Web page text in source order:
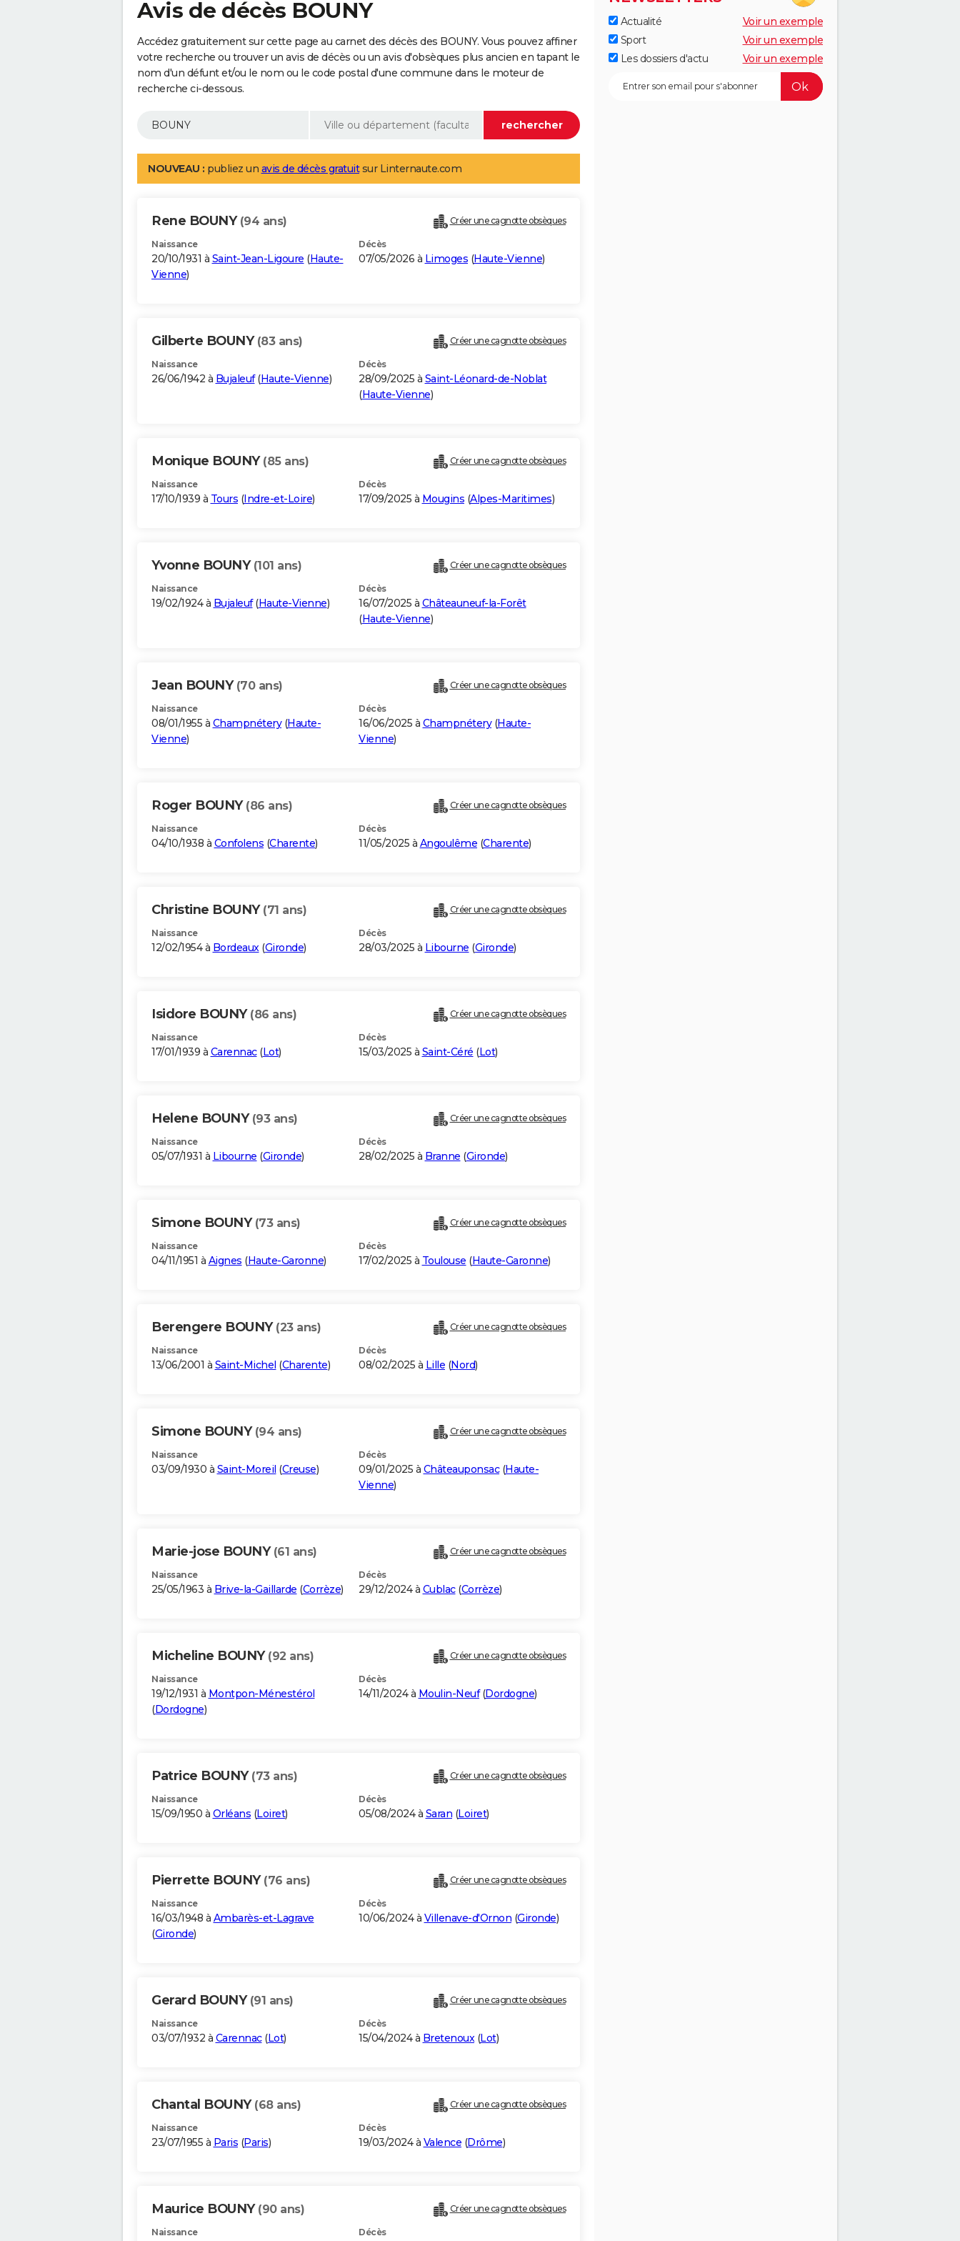
Avis de décès BOUNY
Accédez gratuitement sur cette page au carnet des décès des BOUNY. Vous pouvez affiner
votre recherche ou trouver un avis de décès ou un avis d'obsèques plus ancien en tapant le
nom d'un défunt et/ou le nom ou le code postal d'une commune dans le moteur de
recherche ci-dessous.
NOUVEAU : publiez un avis de décès gratuitsur Linternaute.com
Rene BOUNY (94 ans) Créer une cagnotte obsèques
Naissance
20/10/1931 à Saint-Jean-Ligoure (Haute-
Vienne)
Décès
07/05/2026 à Limoges (Haute-Vienne)
Gilberte BOUNY (83 ans) Créer une cagnotte obsèques
Naissance
26/06/1942 à Bujaleuf(Haute-Vienne)
Décès
28/09/2025 à Saint-Léonard-de-Noblat
(Haute-Vienne)
Monique BOUNY (85 ans) Créer une cagnotte obsèques
Naissance
17/10/1939 à Tours (Indre-et-Loire)
Décès
17/09/2025 à Mougins (Alpes-Maritimes)
Yvonne BOUNY (101 ans) Créer une cagnotte obsèques
Naissance
19/02/1924 à Bujaleuf(Haute-Vienne)
Décès
16/07/2025 à Châteauneuf-la-Forêt
(Haute-Vienne)
Jean BOUNY (70 ans) Créer une cagnotte obsèques
Naissance
08/01/1955 à Champnétery(Haute-
Vienne)
Décès
16/06/2025 à Champnétery(Haute-
Vienne)
Roger BOUNY (86 ans) Créer une cagnotte obsèques
Naissance
04/10/1938 à Confolens (Charente)
Décès
11/05/2025 à Angoulême (Charente)
Christine BOUNY (71 ans) Créer une cagnotte obsèques
Naissance
12/02/1954 à Bordeaux(Gironde)
Décès
28/03/2025 à Libourne (Gironde)
Isidore BOUNY (86 ans) Créer une cagnotte obsèques
Naissance
17/01/1939 à Carennac(Lot)
Décès
15/03/2025 à Saint-Céré (Lot)
Helene BOUNY (93 ans) Créer une cagnotte obsèques
Naissance
05/07/1931 à Libourne (Gironde)
Décès
28/02/2025 à Branne (Gironde)
Simone BOUNY (73 ans) Créer une cagnotte obsèques
Naissance
04/11/1951 à Aignes (Haute-Garonne)
Décès
17/02/2025 à Toulouse (Haute-Garonne)
Berengere BOUNY (23 ans) Créer une cagnotte obsèques
Naissance
13/06/2001 à Saint-Michel (Charente)
Décès
08/02/2025 à Lille (Nord)
Simone BOUNY (94 ans) Créer une cagnotte obsèques
Naissance
03/09/1930 à Saint-Moreil (Creuse)
Décès
09/01/2025 à Châteauponsac(Haute-
Vienne)
Marie-jose BOUNY (61 ans) Créer une cagnotte obsèques
Naissance
25/05/1963 à Brive-la-Gaillarde (Corrèze)
Décès
29/12/2024 à Cublac(Corrèze)
Micheline BOUNY (92 ans) Créer une cagnotte obsèques
Naissance
19/12/1931 à Montpon-Ménestérol
(Dordogne)
Décès
14/11/2024 à Moulin-Neuf(Dordogne)
Patrice BOUNY (73 ans) Créer une cagnotte obsèques
Naissance
15/09/1950 à Orléans (Loiret)
Décès
05/08/2024 à Saran (Loiret)
Pierrette BOUNY (76 ans) Créer une cagnotte obsèques
Naissance
16/03/1948 à Ambarès-et-Lagrave
(Gironde)
Décès
10/06/2024 à Villenave-d'Ornon (Gironde)
Gerard BOUNY (91 ans) Créer une cagnotte obsèques
Naissance
03/07/1932 à Carennac(Lot)
Décès
15/04/2024 à Bretenoux(Lot)
Chantal BOUNY (68 ans) Créer une cagnotte obsèques
Naissance
23/07/1955 à Paris (Paris)
Décès
19/03/2024 à Valence (Drôme)
Maurice BOUNY (90 ans) Créer une cagnotte obsèques
Naissance Décès
Actualité
Voir un exemple
Sport
Voir un exemple
Les dossiers d'actu
Voir un exemple